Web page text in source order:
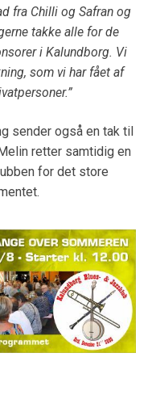
fra Chilli og Safran og
takke alle for de
i Kalundborg. Vi
som vi har fået af
sender også en tak til
retter samtidig en
for det store